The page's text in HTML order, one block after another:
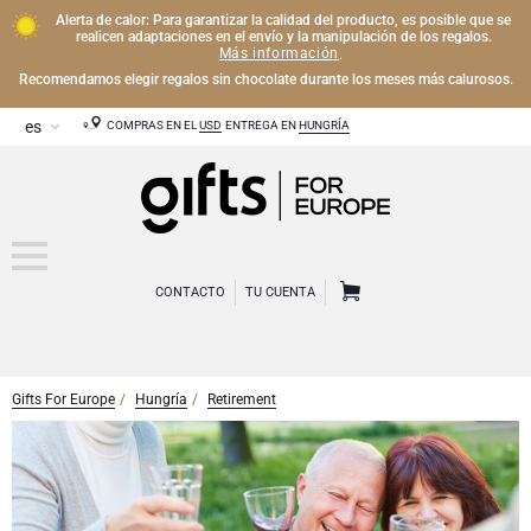
Alerta de calor: Para garantizar la calidad del producto, es posible que se
realicen adaptaciones en el envío y la manipulación de los regalos.
Más información .
Recomendamos elegir regalos sin chocolate durante los meses más calurosos.
COMPRAS EN ELUSD ENTREGA EN HUNGRÍA
CONTACTO TU CUENTA
CHAMPÁN
Regalos de Champán
Regalos exclusivos de Champán
VINO
Regalos de vino
OTRAS BEBIDAS
Gifts For Europe Hungría Retirement